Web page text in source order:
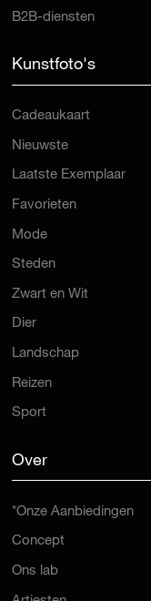
B2B-diensten
Kunstfoto's
Cadeaukaart
Nieuwste
Laatste Exemplaar
Favorieten
Mode
Steden
Zwart en Wit
Dier
Landschap
Reizen
Sport
Over
*Onze Aanbiedingen
Concept
Ons lab